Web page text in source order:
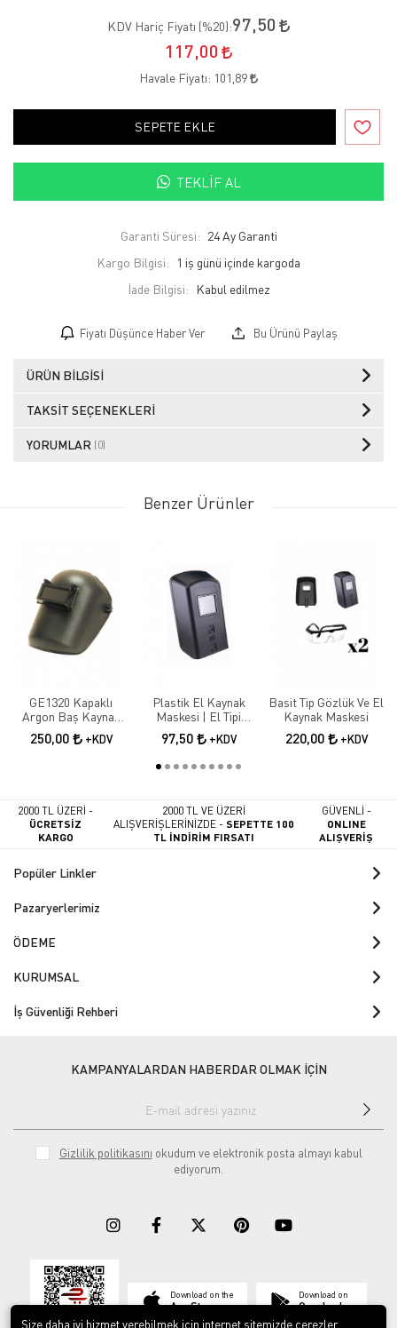
KDV Hariç Fiyatı (%20):97,50
117,00
Havale Fiyatı: 101,89
SEPETE EKLE
TEKLIF AL
Garanti Süresi: 24 Ay Garanti
Kargo Bilgisi:
1 iş günü içinde kargoda
İade Bilgisi:
Fiyatı Düşünce Haber Ver Bu Ürünü Paylaş
ÜRÜN BILGISI
TAKSIT SEÇENEKLERI
YORUMLAR (0)
Benzer Ürünler
GE1320 Kapaklı
Argon Baş Kaynak
Maskesi
250,00 +KDV
Plastik El Kaynak
Maskesi | El Tipi
Koruyucu Kaynakçı
Maskesi
97,50 +KDV
Basit Tip Gözlük Ve El
Kaynak Maskesi
220,00 +KDV
2000 TL ÜZERİ -
ÜCRETSİZ
KARGO
2000 TL VE ÜZERİ
ALIŞVERİŞLERİNİZDE -SEPETTE 100
TL İNDİRİM FIRSATI
GÜVENLİ -
ONLINE
ALIŞVERİŞ
Popüler Linkler
Pazaryerlerimiz
ÖDEME
KURUMSAL
İş Güvenliği Rehberi
KAMPANYALARDAN HABERDAR OLMAK İÇİN
Gizlilik politikasını okudum ve elektronik posta almayı kabul
ediyorum.
Download on the
App Store
Download on
Google play
Size daha iyi hizmet verebilmek için internet sitemizde çerezler